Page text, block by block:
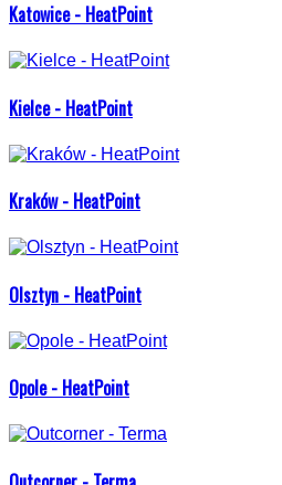
Katowice - HeatPoint
Kielce - HeatPoint
Kraków - HeatPoint
Olsztyn - HeatPoint
Opole - HeatPoint